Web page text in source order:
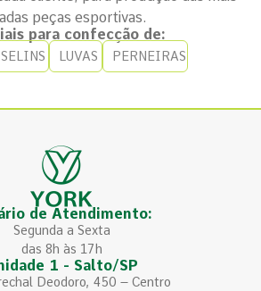
peças esportivas.
para confecção de:
SELINS LUVAS PERNEIRAS
de Atendimento:
Segunda a Sexta
das 8h às 17h
1 - Salto/SP
Deodoro, 450 – Centro